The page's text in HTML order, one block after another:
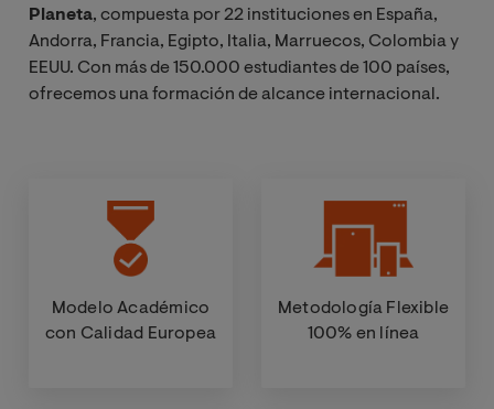
Planeta, compuesta por 22 instituciones en España,
Andorra, Francia, Egipto, Italia, Marruecos, Colombia y
EEUU. Con más de 150.000 estudiantes de 100 países,
ofrecemos una formación de alcance internacional.
Modelo Académico
con Calidad Europea
Metodología Flexible
100% en línea